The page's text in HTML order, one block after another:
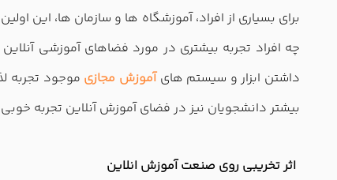
برای بسیاری از افراد، آموزشگاه ها و سازمان ها، این
چه افراد تجربه بیشتری در مورد فضاهای آموزشی
داشتن ابزار و سیستم هایآموزش مجازی موجود تجربه
بیشتر دانشجویان نیز در فضای آموزش آنلاین تجربه
اثر تخریبی روی صنعت آموزش انلاین